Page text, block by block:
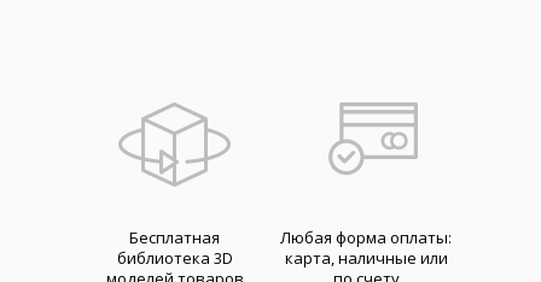
Бесплатная
библиотека 3D
Любая форма оплаты:
карта, наличные или